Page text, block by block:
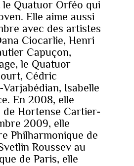
le Quatuor Orféo qui
Elle aime aussi
avec des artistes
Ciocarlie, Henri
Capuçon,
le Quatuor
Cédric
Isabelle
En 2008, elle
Hortense Cartier-
2009, elle
Philharmonique de
Roussev au
de Paris, elle